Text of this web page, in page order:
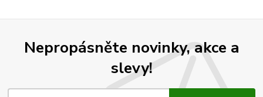
Nepropásněte novinky, akce a
slevy!